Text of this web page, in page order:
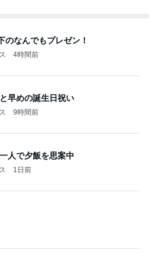
築のための条件